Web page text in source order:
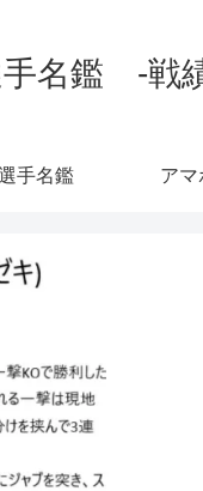
名鑑 -戦
手名鑑 アマ